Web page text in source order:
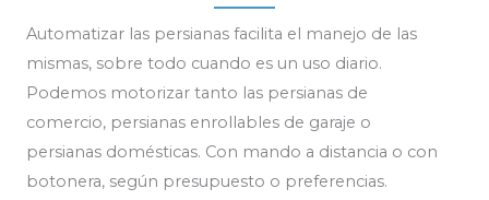
Automatizar las persianas facilita el manejo de las
mismas, sobre todo cuando es un uso diario.
Podemos motorizar tanto las persianas de
comercio, persianas enrollables de garaje o
persianas domésticas. Con mando a distancia o con
botonera, según presupuesto o preferencias.